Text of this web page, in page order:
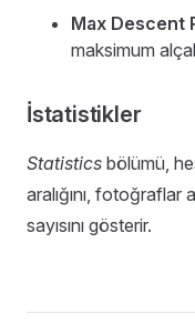
Max Descent
maksimum
İstatistikler
Statistics bölümü,
aralığını,
sayısını gösterir.